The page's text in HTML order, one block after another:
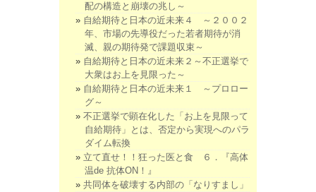
配の構造と崩壊の兆し～
自給期待と日本の近未来４ ～２００２
年、市場の先導役だった若者期待が消
滅、親の期待発で課題収束～
自給期待と日本の近未来２～不正選挙で
大衆はお上を見限った～
自給期待と日本の近未来１ ～プロロー
グ～
不正選挙で顕在化した「お上を見限って
自給期待」とは、否定から実現へのパラ
ダイム転換
立て直せ！！狂った医と食 ６．『高体
温de 抗体ON！』
共同体を破壊する内部の「なりすまし」